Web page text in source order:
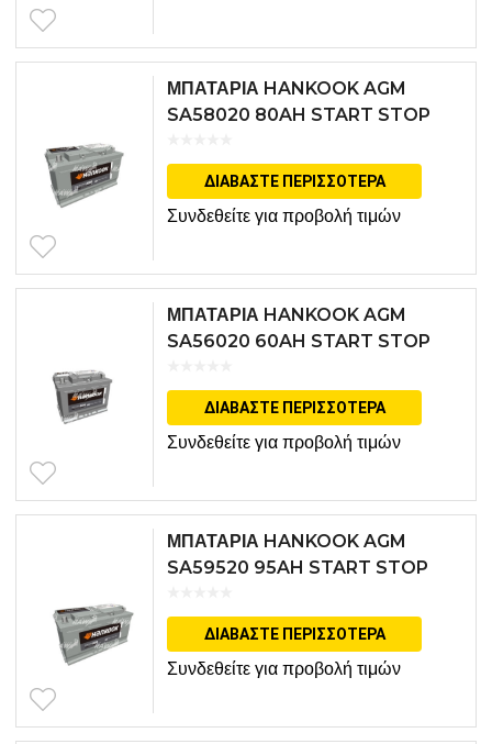
ΜΠΑΤΑΡΙΑ HANKOOK AGM
SA58020 80AH START STOP
ΔΙΑΒΆΣΤΕ ΠΕΡΙΣΣΌΤΕΡΑ
Συνδεθείτε για προβολή τιμών
ΜΠΑΤΑΡΙΑ HANKOOK AGM
SA56020 60AH START STOP
ΔΙΑΒΆΣΤΕ ΠΕΡΙΣΣΌΤΕΡΑ
Συνδεθείτε για προβολή τιμών
ΜΠΑΤΑΡΙΑ HANKOOK AGM
SA59520 95AH START STOP
ΔΙΑΒΆΣΤΕ ΠΕΡΙΣΣΌΤΕΡΑ
Συνδεθείτε για προβολή τιμών